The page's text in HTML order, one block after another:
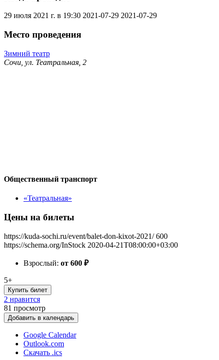
29 июля 2021 г. в 19:30 2021-07-29 2021-07-29
Место проведения
Зимний театр
Сочи, ул. Театральная, 2
Общественный транспорт
«Театральная»
Цены на билеты
https://kuda-sochi.ru/event/balet-don-kixot-2021/ 600
https://schema.org/InStock 2020-04-21T08:00:00+03:00
Взрослый: от 600 ₽
5+
Купить билет
2 нравится
81 просмотр
Добавить в календарь
Google Calendar
Outlook.com
Скачать .ics